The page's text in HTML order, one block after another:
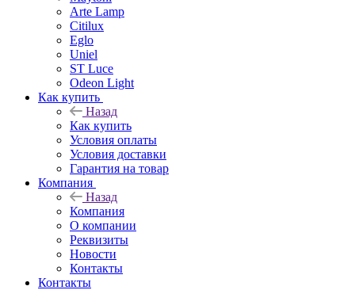
Arte Lamp
Citilux
Eglo
Uniel
ST Luce
Odeon Light
Как купить
Назад
Как купить
Условия оплаты
Условия доставки
Гарантия на товар
Компания
Назад
Компания
О компании
Реквизиты
Новости
Контакты
Контакты